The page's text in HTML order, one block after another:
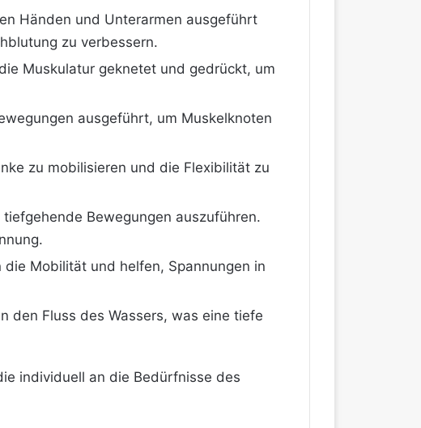
Händen und Unterarmen ausgeführt
zu verbessern.
Muskulatur geknetet und gedrückt, um
ausgeführt, um Muskelknoten
zu mobilisieren und die Flexibilität zu
Bewegungen auszuführen.
Mobilität und helfen, Spannungen in
den Fluss des Wassers, was eine tiefe
individuell an die Bedürfnisse des